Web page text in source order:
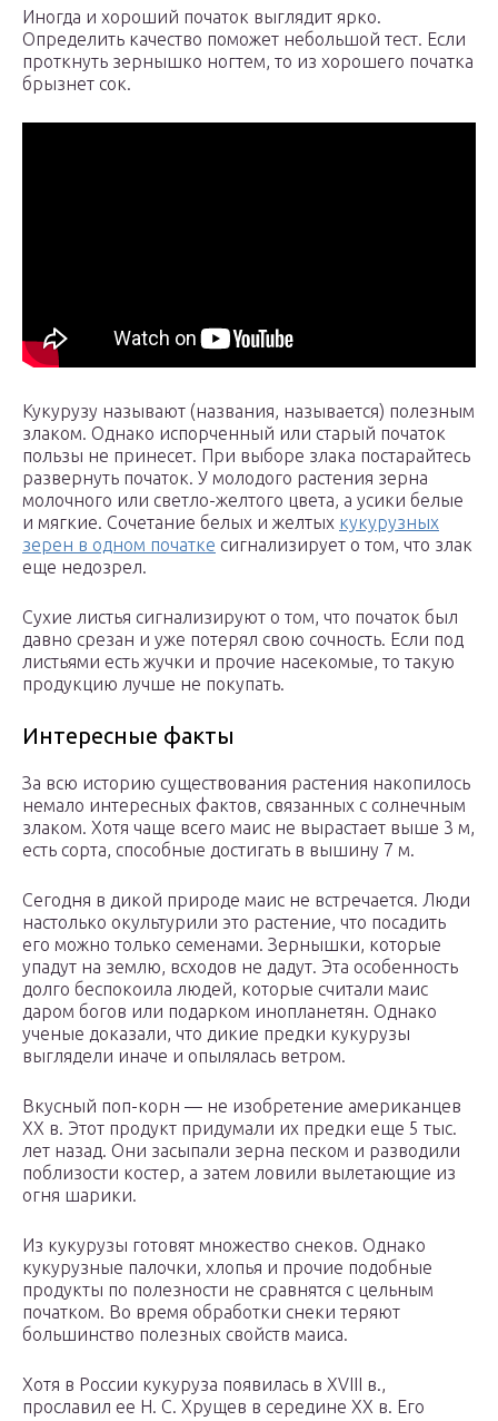
Иногда и хороший початок выглядит ярко.
Определить качество поможет небольшой тест. Если
проткнуть зернышко ногтем, то из хорошего початка
брызнет сок.
Кукурузу называют (названия, называется) полезным
злаком. Однако испорченный или старый початок
пользы не принесет. При выборе злака постарайтесь
развернуть початок. У молодого растения зерна
молочного или светло-желтого цвета, а усики белые
и мягкие. Сочетание белых и желтых кукурузных
зерен в одном початке сигнализирует о том, что злак
еще недозрел.
Сухие листья сигнализируют о том, что початок был
давно срезан и уже потерял свою сочность. Если под
листьями есть жучки и прочие насекомые, то такую
продукцию лучше не покупать.
Интересные факты
За всю историю существования растения накопилось
немало интересных фактов, связанных с солнечным
злаком. Хотя чаще всего маис не вырастает выше 3 м,
есть сорта, способные достигать в вышину 7 м.
Сегодня в дикой природе маис не встречается. Люди
настолько окультурили это растение, что посадить
его можно только семенами. Зернышки, которые
упадут на землю, всходов не дадут. Эта особенность
долго беспокоила людей, которые считали маис
даром богов или подарком инопланетян. Однако
ученые доказали, что дикие предки кукурузы
выглядели иначе и опылялась ветром.
Вкусный поп-корн — не изобретение американцев
XX в. Этот продукт придумали их предки еще 5 тыс.
лет назад. Они засыпали зерна песком и разводили
поблизости костер, а затем ловили вылетающие из
огня шарики.
Из кукурузы готовят множество снеков. Однако
кукурузные палочки, хлопья и прочие подобные
продукты по полезности не сравнятся с цельным
початком. Во время обработки снеки теряют
большинство полезных свойств маиса.
Хотя в России кукуруза появилась в XVIII в.,
прославил ее Н. С. Хрущев в середине XX в. Его